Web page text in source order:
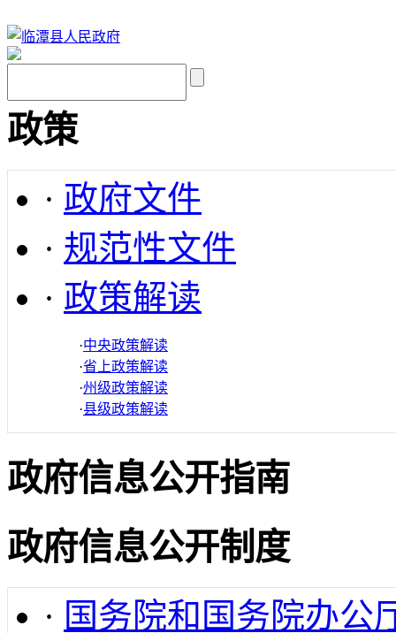
政策
· 政府文件
· 规范性文件
· 政策解读
·中央政策解读
·省上政策解读
·州级政策解读
·县级政策解读
政府信息公开指南
政府信息公开制度
· 国务院和国务院办公